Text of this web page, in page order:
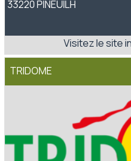
33220 PINEUILH
TRIDOME